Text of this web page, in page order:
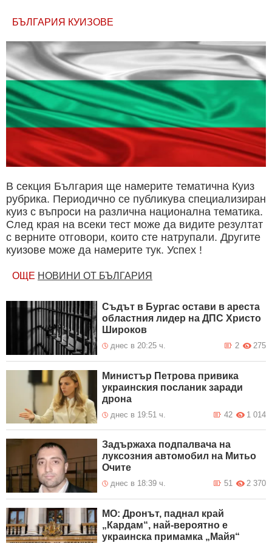
БЪЛГАРИЯ КУИЗОВЕ
В секция България ще намерите тематична Куиз
рубрика. Периодично се публикува специализиран
куиз с въпроси на различна национална тематика.
След края на всеки тест може да видите резултат
с верните отговори, които сте натрупали. Другите
куизове може да намерите тук. Успех !
ОЩЕ НОВИНИ ОТ БЪЛГАРИЯ
Съдът в Бургас остави в ареста
областния лидер на ДПС Христо
Широков
днес в 20:25 ч. 275
2
Министър Петрова привика
украинския посланик заради
дрона
днес в 19:51 ч. 1 014
42
Задържаха подпалвача на
луксозния автомобил на Митьо
Очите
днес в 18:39 ч. 2 370
51
МО: Дронът, паднал край
„Кардам“, най-вероятно е
украинска примамка „Майя“